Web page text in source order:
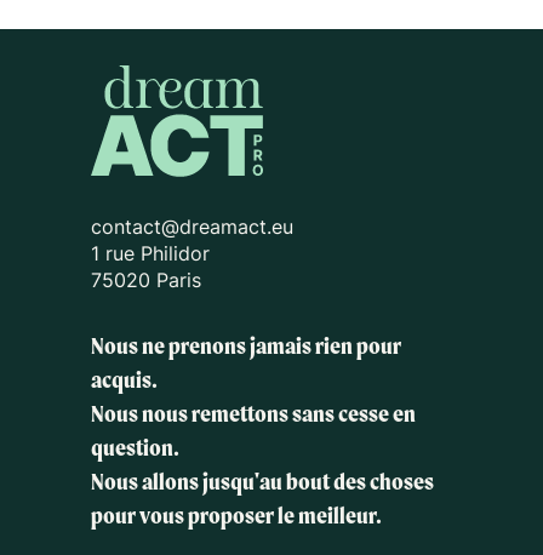
contact@dreamact.eu
1 rue Philidor
75020 Paris
Nous ne prenons jamais rien pour
acquis.
Nous nous remettons sans cesse en
question.
Nous allons jusqu'au bout des choses
pour vous proposer le meilleur.